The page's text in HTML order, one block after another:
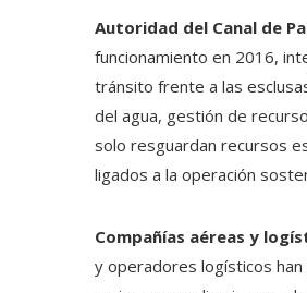
Autoridad del Canal de
funcionamiento en 2016,
tránsito frente a las
del agua, gestión de
solo resguardan recursos
ligados a la operación
Compañías aéreas y
y operadores logísticos